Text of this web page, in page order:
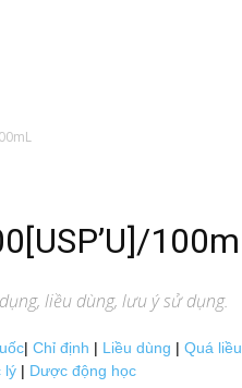
liều dùng, lưu ý sử dụng.
| Chỉ định | Liều dùng | Quá liều
lý | Dược động học